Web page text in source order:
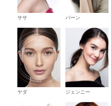
ササ パーン
ヤダ ジェンニー